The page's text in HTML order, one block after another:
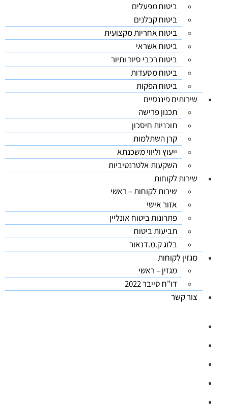
ביטוח מפעלים
ביטוח קבלנים
ביטוח אחריות מקצועית
ביטוח אשראי
ביטוח רכבי סיור ותיור
ביטוח מסעדות
ביטוח הפקות
שירותים פיננסיים
תכנון פרישה
תוכניות חיסכון
קרן השתלמות
ייעוץ וליווי משכנתא
השקעות אלטרנטיביות
שירות לקוחות
שירות לקוחות – ראשי
אזור אישי
פתרונות ביטוח אונליין
תביעות ביטוח
בלוג ק.מ.דנאור
מגזין לקוחות
מגזין – ראשי
דו"ח סייבר 2022
צור קשר